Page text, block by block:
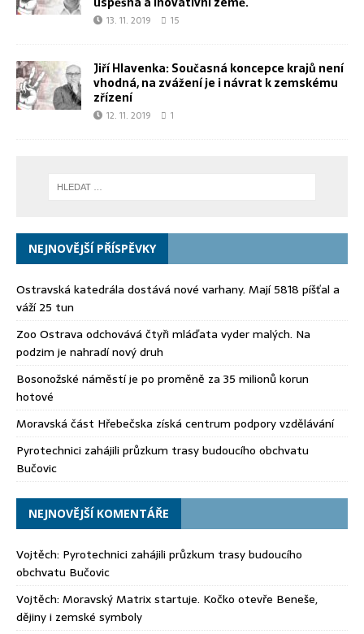
13. 11. 2019 15
Jiří Hlavenka: Současná koncepce krajů není
vhodná, na zvážení je i návrat k zemskému
zřízení
12. 11. 2019 1
NEJNOVĚJŠÍ PŘÍSPĚVKY
Ostravská katedrála dostává nové varhany. Mají 5818 píšťal a
váží 25 tun
Zoo Ostrava odchovává čtyři mláďata vyder malých. Na
podzim je nahradí nový druh
Bosonožské náměstí je po proměně za 35 milionů korun
hotové
Moravská část Hřebečska získá centrum podpory vzdělávání
Pyrotechnici zahájili průzkum trasy budoucího obchvatu
Bučovic
NEJNOVĚJŠÍ KOMENTÁŘE
Vojtěch: Pyrotechnici zahájili průzkum trasy budoucího
obchvatu Bučovic
Vojtěch: Moravský Matrix startuje. Kočko otevře Beneše,
dějiny i zemské symboly